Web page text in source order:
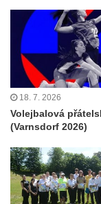
18. 7. 2026
Volejbalová
(Varnsdorf 2026)